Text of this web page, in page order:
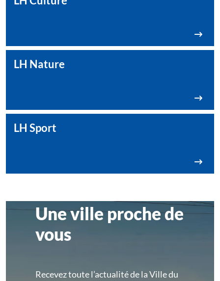
LH Nature
LH Sport
Une ville proche de
vous
Recevez toute l’actualité de la Ville du